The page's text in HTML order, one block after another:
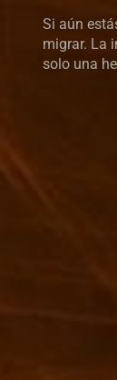
Si aún
migrar. La
solo una